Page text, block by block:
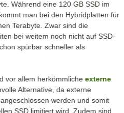
Während eine 120 GB SSD im
man bei den Hybridplatten für
Terabyte. Zwar sind die
bei weitem noch nicht auf SSD-
spürbar schneller als
vor allem herkömmlicheexterne
Alternative, da externe
werden und somit
SSD limitiert wird. Zudem sind